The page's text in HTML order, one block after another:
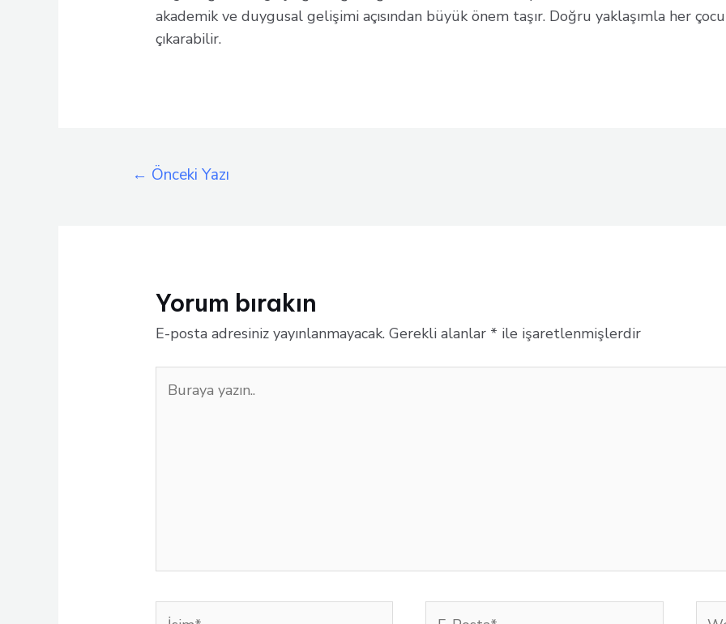
akademik ve duygusal gelişimi açısından büyük önem taşır. Doğru yaklaşımla her
çıkarabilir.
← Önceki Yazı
Yorum bırakın
E-posta adresiniz yayınlanmayacak. Gerekli alanlar * ile işaretlenmişlerdir
yazın..
İsim*